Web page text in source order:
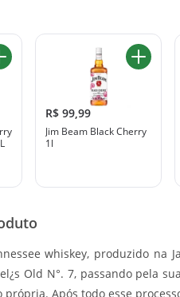
R$ 99,99
Jim Beam Black Cherry
1l
whiskey, produzido na
Old N°. 7, passando pela
Após todo esse